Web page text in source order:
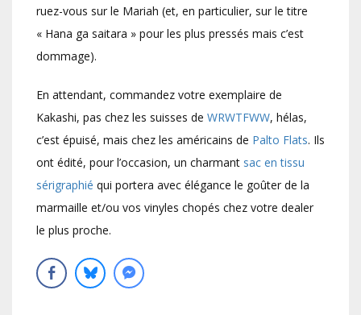
ruez-vous sur le Mariah (et, en particulier, sur le titre
« Hana ga saitara » pour les plus pressés mais c’est
dommage).
En attendant, commandez votre exemplaire de
Kakashi, pas chez les suisses de WRWTFWW, hélas,
c’est épuisé, mais chez les américains de Palto Flats. Ils
ont édité, pour l’occasion, un charmant sac en tissu
sérigraphié qui portera avec élégance le goûter de la
marmaille et/ou vos vinyles chopés chez votre dealer
le plus proche.